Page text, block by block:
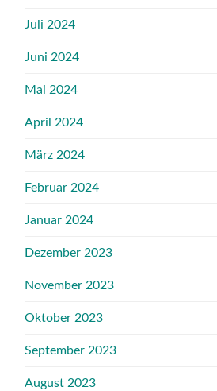
Juli 2024
Juni 2024
Mai 2024
April 2024
März 2024
Februar 2024
Januar 2024
Dezember 2023
November 2023
Oktober 2023
September 2023
August 2023